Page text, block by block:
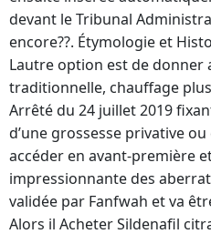
devant le Tribunal
encore??. Étymologie et
Lautre option est de
traditionnelle, chauffage
Arrêté du 24 juillet 2019
d’une grossesse privative
accéder en avant-première
impressionnante des
validée par Fanfwah et va
Alors il Acheter Sildenafil